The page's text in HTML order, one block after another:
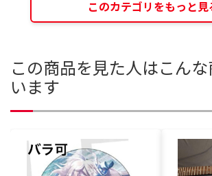
このカテゴリをもっと見
この商品を見た人はこん
います